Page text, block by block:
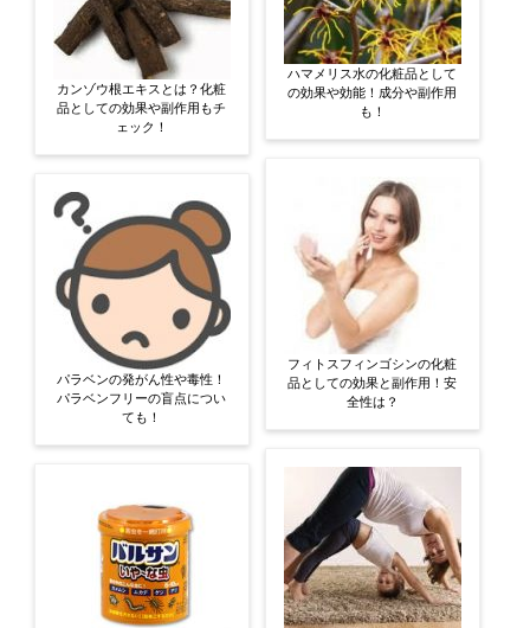
カンゾウ根エキスとは？化粧
品としての効果や副作用もチ
ェック！
パラベンの発がん性や毒性！
パラベンフリーの盲点につい
ても！
ハマメリス水の化粧品として
の効果や効能！成分や副作用
も！
フィトスフィンゴシンの化粧
品としての効果と副作用！安
全性は？